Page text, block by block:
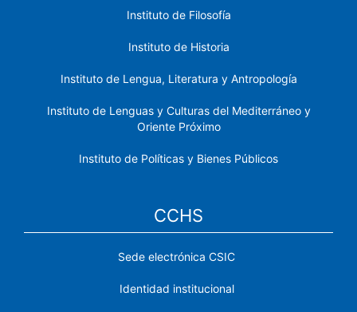
Instituto de Filosofía
Instituto de Historia
Instituto de Lengua, Literatura y Antropología
Instituto de Lenguas y Culturas del Mediterráneo y
Oriente Próximo
Instituto de Políticas y Bienes Públicos
CCHS
Sede electrónica CSIC
Identidad institucional